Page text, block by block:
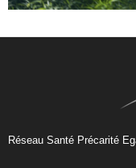
Réseau Santé Précarité